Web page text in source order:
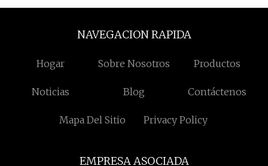
NAVEGACION RAPIDA
Hogar Sobre Nosotros Productos
Noticias Blog Contáctenos
Mapa Del Sitio Privacy Policy
EMPRESA ASOCIADA